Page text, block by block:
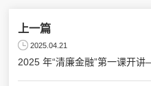
上一篇
2025.04.21
2025 年“清廉金融”第一课开